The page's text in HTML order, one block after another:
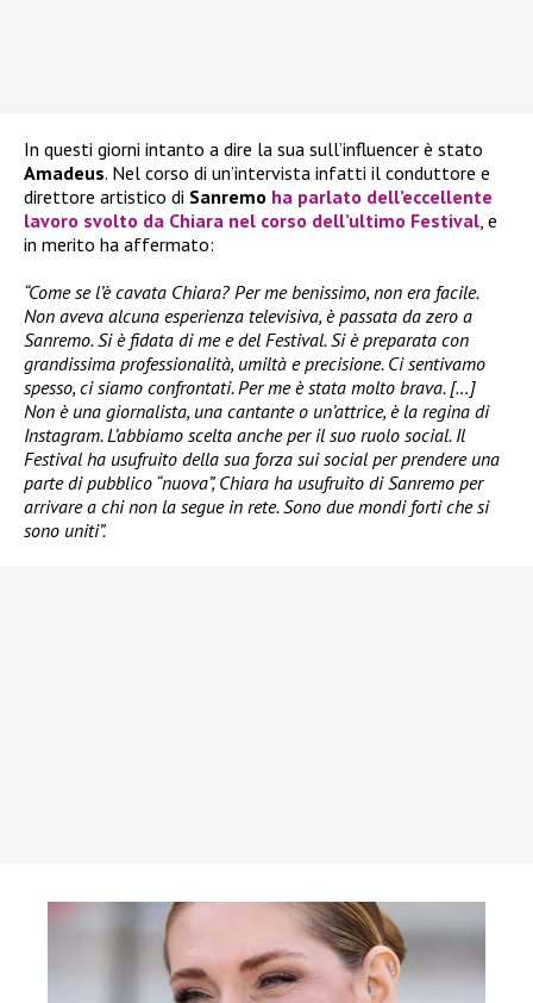
In questi giorni intanto a dire la sua sull’influencer è stato
Amadeus. Nel corso di un’intervista infatti il conduttore e
direttore artistico di Sanremo ha parlato dell’eccellente
lavoro svolto da Chiara nel corso dell’ultimo Festival, e
in merito ha affermato:
“Come se l’è cavata Chiara? Per me benissimo, non era facile.
Non aveva alcuna esperienza televisiva, è passata da zero a
Sanremo. Si è fidata di me e del Festival. Si è preparata con
grandissima professionalità, umiltà e precisione. Ci sentivamo
spesso, ci siamo confrontati. Per me è stata molto brava. […]
Non è una giornalista, una cantante o un’attrice, è la regina di
Instagram. L’abbiamo scelta anche per il suo ruolo social. Il
Festival ha usufruito della sua forza sui social per prendere una
parte di pubblico “nuova”, Chiara ha usufruito di Sanremo per
arrivare a chi non la segue in rete. Sono due mondi forti che si
sono uniti”.